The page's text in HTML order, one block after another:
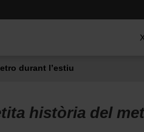
durant l’estiu
història del